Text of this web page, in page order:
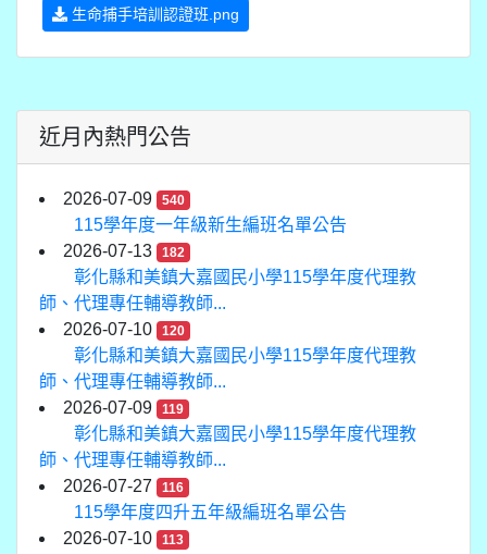
生命捕手培訓認證班.png
近月內熱門公告
2026-07-09 540
115學年度一年級新生編班名單公告
2026-07-13
182
彰化縣和美鎮大嘉國民小學115學年度代理教
師、代理專任輔導教師...
2026-07-10
120
彰化縣和美鎮大嘉國民小學115學年度代理教
師、代理專任輔導教師...
2026-07-09
119
彰化縣和美鎮大嘉國民小學115學年度代理教
師、代理專任輔導教師...
2026-07-27
116
115學年度四升五年級編班名單公告
2026-07-10
113